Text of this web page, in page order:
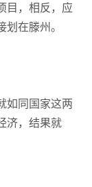
目，相反，应
在滕州。
如同国家这两
济，结果就